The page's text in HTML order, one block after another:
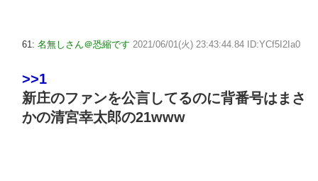
61: 名無しさん＠恐縮です 2021/06/01(火) 23:43:44.84 ID:YCf5I2Ia0
>>1
新庄のファンを公言してるのに背番号はまさ
かの清宮幸太郎の21www